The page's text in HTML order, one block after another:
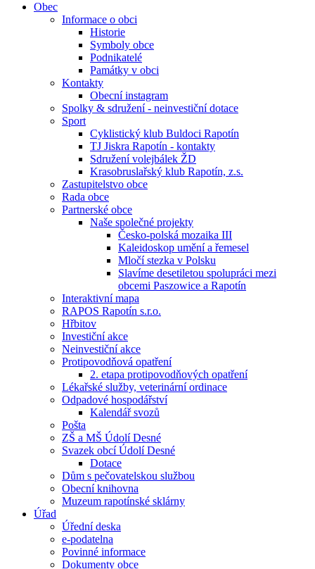
Obec
Informace o obci
Historie
Symboly obce
Podnikatelé
Památky v obci
Kontakty
Obecní instagram
Spolky & sdružení - neinvestiční dotace
Sport
Cyklistický klub Buldoci Rapotín
TJ Jiskra Rapotín - kontakty
Sdružení volejbálek ŽD
Krasobruslařský klub Rapotín, z.s.
Zastupitelstvo obce
Rada obce
Partnerské obce
Naše společné projekty
Česko-polská mozaika III
Kaleidoskop umění a řemesel
Mločí stezka v Polsku
Slavíme desetiletou spolupráci mezi
obcemi Paszowice a Rapotín
Interaktivní mapa
RAPOS Rapotín s.r.o.
Hřbitov
Investiční akce
Neinvestiční akce
Protipovodňová opatření
2. etapa protipovodňových opatření
Lékařské služby, veterinární ordinace
Odpadové hospodářství
Kalendář svozů
Pošta
ZŠ a MŠ Údolí Desné
Svazek obcí Údolí Desné
Dotace
Dům s pečovatelskou službou
Obecní knihovna
Muzeum rapotínské sklárny
Úřad
Úřední deska
e-podatelna
Povinné informace
Dokumenty obce